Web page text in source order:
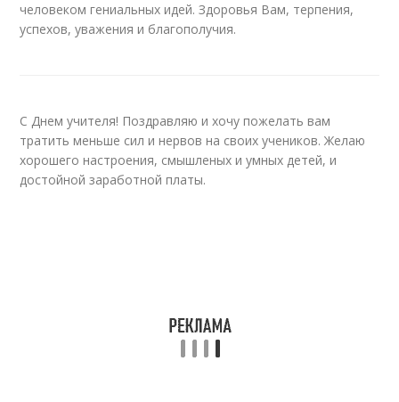
человеком гениальных идей. Здоровья Вам, терпения,
успехов, уважения и благополучия.
С Днем учителя! Поздравляю и хочу пожелать вам
тратить меньше сил и нервов на своих учеников. Желаю
хорошего настроения, смышленых и умных детей, и
достойной заработной платы.